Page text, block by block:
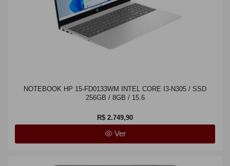
NOTEBOOK HP 15-FD0133WM INTEL CORE I3-N305 / SSD
256GB / 8GB / 15.6
R$ 2.749,90
Ver